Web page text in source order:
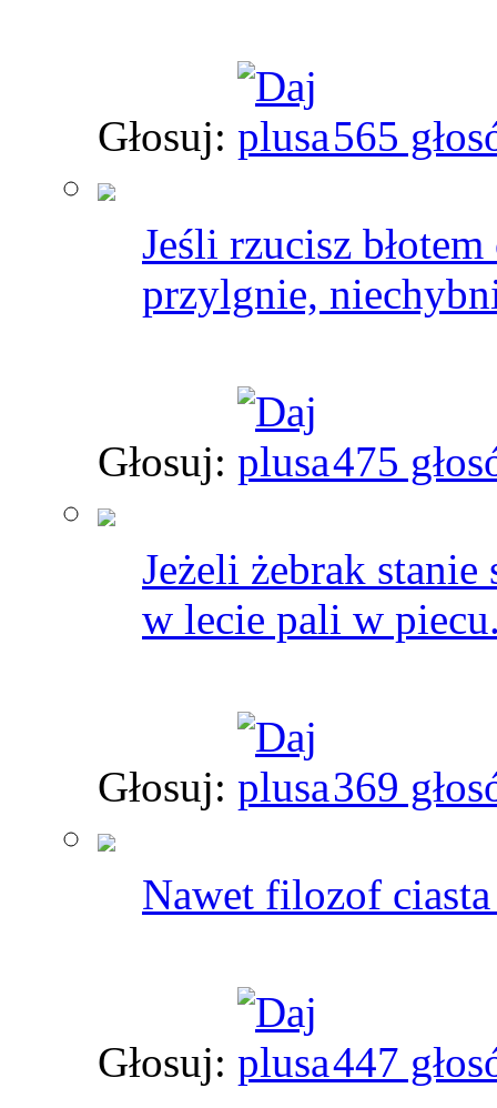
Głosuj: 565
Jeśli rzucisz
przylgnie,
Głosuj: 475
Jeżeli żebrak stanie
w lecie pali w
Głosuj: 369
Nawet filozof
Głosuj: 447